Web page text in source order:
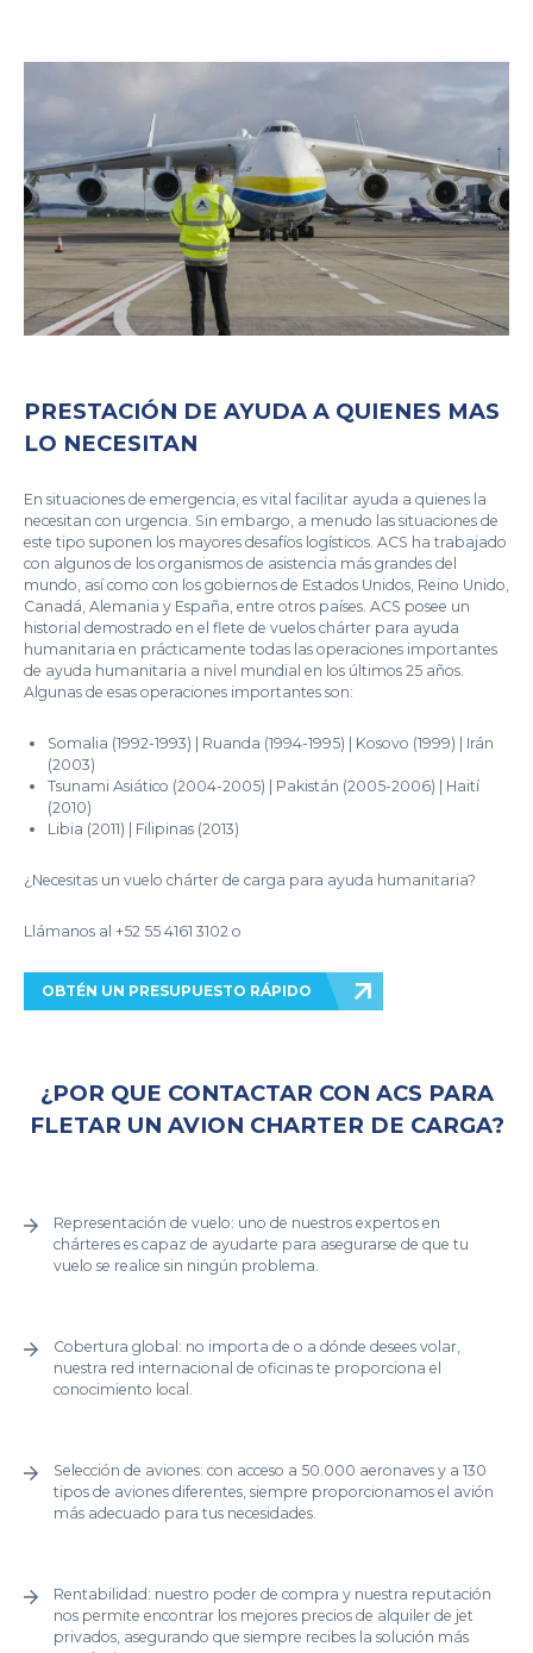
PRESTACIÓN DE AYUDA A QUIENES MAS
LO NECESITAN
En situaciones de emergencia, es vital facilitar ayuda a quienes la
necesitan con urgencia. Sin embargo, a menudo las situaciones de
este tipo suponen los mayores desafíos logísticos. ACS ha trabajado
con algunos de los organismos de asistencia más grandes del
mundo, así como con los gobiernos de Estados Unidos, Reino Unido,
Canadá, Alemania y España, entre otros países. ACS posee un
historial demostrado en el flete de vuelos chárter para ayuda
humanitaria en prácticamente todas las operaciones importantes
de ayuda humanitaria a nivel mundial en los últimos 25 años.
Algunas de esas operaciones importantes son:
Somalia (1992-1993) | Ruanda (1994-1995) | Kosovo (1999) | Irán
(2003)
Tsunami Asiático (2004-2005) | Pakistán (2005-2006) | Haití
(2010)
Libia (2011) | Filipinas (2013)
¿Necesitas un vuelo chárter de carga para ayuda humanitaria?
Llámanos al +52 55 4161 3102 o
OBTÉN UN PRESUPUESTO RÁPIDO
¿POR QUE CONTACTAR CON ACS PARA
FLETAR UN AVION CHARTER DE CARGA?
Representación de vuelo: uno de nuestros expertos en
chárteres es capaz de ayudarte para asegurarse de que tu
vuelo se realice sin ningún problema.
Cobertura global: no importa de o a dónde desees volar,
nuestra red internacional de oficinas te proporciona el
conocimiento local.
Selección de aviones: con acceso a 50.000 aeronaves y a 130
tipos de aviones diferentes, siempre proporcionamos el avión
más adecuado para tus necesidades.
Rentabilidad: nuestro poder de compra y nuestra reputación
nos permite encontrar los mejores precios de alquiler de jet
privados, asegurando que siempre recibes la solución más